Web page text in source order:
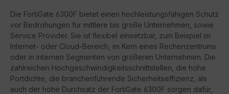
Die FortiGate 6300F bietet einen hochleistungsfähigen Schutz
vor Bedrohungen für mittlere bis große Unternehmen, sowie
Service Provider. Sie ist flexibel einsetzbar, zum Beispiel im
Internet- oder Cloud-Bereich, im Kern eines Rechenzentrums
oder in internen Segmenten von größeren Unternehmen. Die
zahlreichen Hochgeschwindigkeitsschnittstellen, die hohe
Portdichte, die branchenführende Sicherheitseffizienz, als
auch der hohe Durchsatz der FortiGate 6300F sorgen dafür,